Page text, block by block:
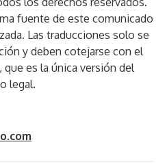
fuente de este comunicado
Las traducciones solo se
y deben cotejarse con el
es la única versión del
legal.